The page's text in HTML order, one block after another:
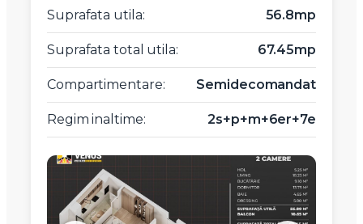
Suprafata utila: 56.8mp
Suprafata total utila: 67.45mp
Compartimentare: Semidecomandat
Regim inaltime: 2s+p+m+6er+7e